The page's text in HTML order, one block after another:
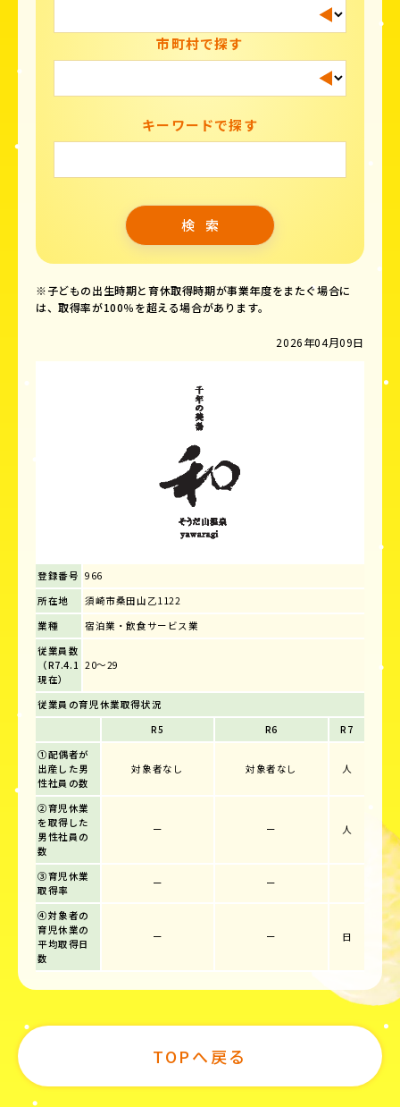
市町村で探す
キーワードで探す
※子どもの出生時期と育休取得時期が事業年度をまたぐ場合に
は、取得率が100％を超える場合があります。
2026年04月09日
登録番号 966
所在地
須崎市桑田山乙1122
業種
宿泊業・飲食サービス業
従業員数
（R7.4.1
現在）
20～29
従業員の育児休業取得状況
R5
R6
R7
①配偶者が
出産した男
性社員の数
対象者なし 対象者なし 人
②育児休業
を取得した
男性社員の
数
ー ー 人
③育児休業
取得率
ー ー
④対象者の
育児休業の
平均取得日
数
ー ー 日
TOPへ戻る